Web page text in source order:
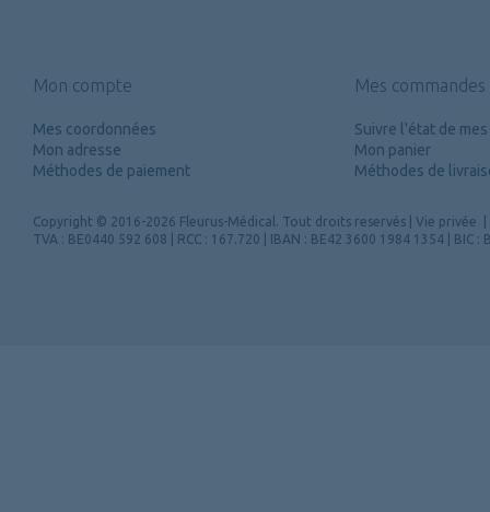
Mon compte
Mes coordonnées
Mon adresse
Méthodes de paiement
Mes commandes
Suivre l'état de
Mon panier
Méthodes de
Copyright © 2016-2026 Fleurus-Médical. Tout droits reservés Vie privée
TVA : BE0440 592 608 | RCC : 167.720 | IBAN : BE42 3600 1984 1354 | BIC :